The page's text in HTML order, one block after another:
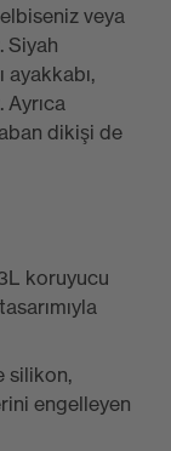
veya
Siyah
ayakkabı,
Ayrıca
dikişi de
koruyucu
silikon,
engelleyen